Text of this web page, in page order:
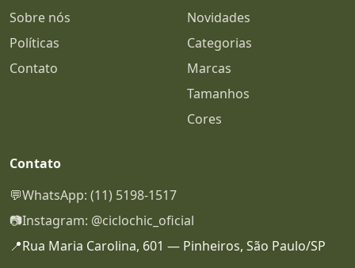
Sobre nós
Políticas
Contato
Novidades
Categorias
Marcas
Tamanhos
Cores
Contato
💬WhatsApp: (11) 5198-1517
📷Instagram: @ciclochic_oficial
📍Rua Maria Carolina, 601 — Pinheiros, São Paulo/SP